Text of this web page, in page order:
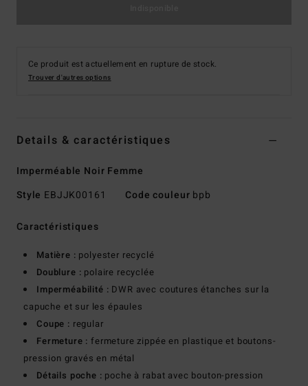
Ce produit est actuellement en rupture de stock.
Trouver d'autres options
Details & caractéristiques
Imperméable Noir Femme
Style EBJJK00161 Code couleur bpb
Caractéristiques
Matière : polyester recyclé
Doublure : polaire recyclée
Imperméabilité : DWR avec coutures étanches sur la
capuche et sur les épaules
Coupe : regular
Fermeture : fermeture zippée en plastique et boutons-
pression gravés en métal
Détails poche : poche à rabat avec bouton-pression